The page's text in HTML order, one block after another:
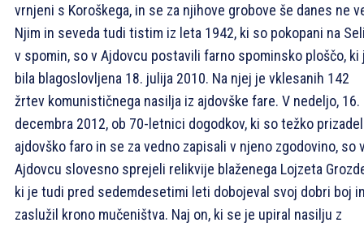
vrnjeni s Koroškega, in se za njihove grobove še danes ne
Njim in seveda tudi tistim iz leta 1942, ki so pokopani na
v spomin, so v Ajdovcu postavili farno spominsko ploščo, ki
bila blagoslovljena 18. julija 2010. Na njej je vklesanih 142
žrtev komunističnega nasilja iz ajdovške fare. V nedeljo, 16.
decembra 2012, ob 70-letnici dogodkov, ki so težko
ajdovško faro in se za vedno zapisali v njeno zgodovino, so
Ajdovcu slovesno sprejeli relikvije blaženega Lojzeta
ki je tudi pred sedemdesetimi leti dobojeval svoj dobri boj
zaslužil krono mučeništva. Naj on, ki se je upiral nasilju z